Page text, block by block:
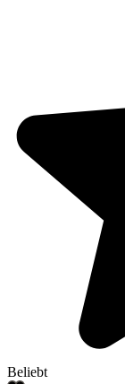
Beliebt